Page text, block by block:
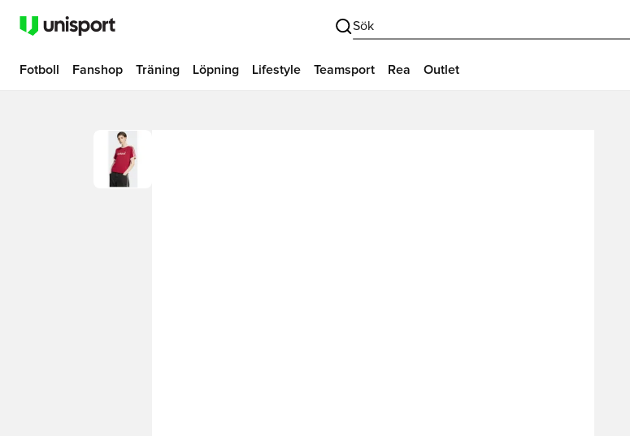
Sök
Fotboll Fanshop Träning Löpning Lifestyle Teamsport Rea Outlet